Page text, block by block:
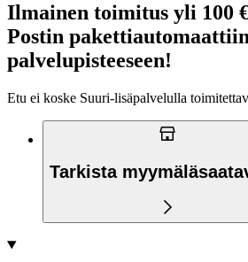
Ilmainen toimitus yli 100
Postin
palvelupisteeseen!
Etu ei koske Suuri‑lisäpalvelulla
Tarkista